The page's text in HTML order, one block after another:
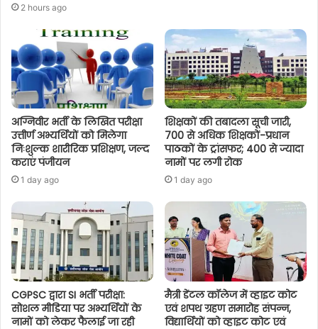
2 hours ago
अग्निवीर भर्ती के लिखित परीक्षा
उत्तीर्ण अभ्यर्थियों को मिलेगा
निःशुल्क शारीरिक प्रशिक्षण, जल्द
कराएं पंजीयन
1 day ago
शिक्षकों की तबादला सूची जारी,
700 से अधिक शिक्षकों-प्रधान
पाठकों के ट्रांसफर; 400 से ज्यादा
नामों पर लगी रोक
1 day ago
CGPSC द्वारा SI भर्ती परीक्षा:
सोशल मीडिया पर अभ्यर्थियों के
नामों को लेकर फैलाई जा रही
मैत्री डेंटल कॉलेज में व्हाइट कोट
एवं शपथ ग्रहण समारोह संपन्न,
विद्यार्थियों को व्हाइट कोट एवं